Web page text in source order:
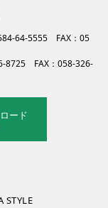
64-5555
FAX：05
8725
FAX：058-326-
ード
STYLE